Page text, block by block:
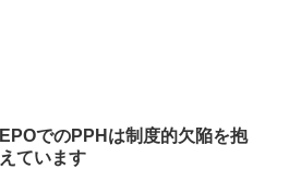
EPOでのPPHは制度的欠陥を抱
えています